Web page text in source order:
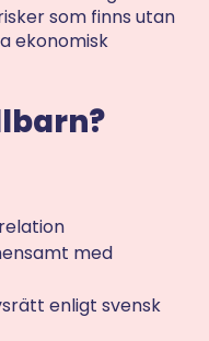
som finns utan
ekonomisk
med
enligt svensk